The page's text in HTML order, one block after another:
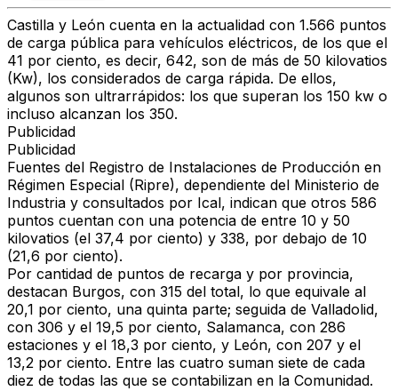
Castilla y León cuenta en la actualidad con 1.566 puntos
de carga pública para vehículos eléctricos, de los que el
41 por ciento, es decir, 642, son de más de 50 kilovatios
(Kw), los considerados de carga rápida. De ellos,
algunos son ultrarrápidos: los que superan los 150 kw o
incluso alcanzan los 350.
Publicidad
Publicidad
Fuentes del Registro de Instalaciones de Producción en
Régimen Especial (Ripre), dependiente del Ministerio de
Industria y consultados por Ical, indican que otros 586
puntos cuentan con una potencia de entre 10 y 50
kilovatios (el 37,4 por ciento) y 338, por debajo de 10
(21,6 por ciento).
Por cantidad de puntos de recarga y por provincia,
destacan Burgos, con 315 del total, lo que equivale al
20,1 por ciento, una quinta parte; seguida de Valladolid,
con 306 y el 19,5 por ciento, Salamanca, con 286
estaciones y el 18,3 por ciento, y León, con 207 y el
13,2 por ciento. Entre las cuatro suman siete de cada
diez de todas las que se contabilizan en la Comunidad.